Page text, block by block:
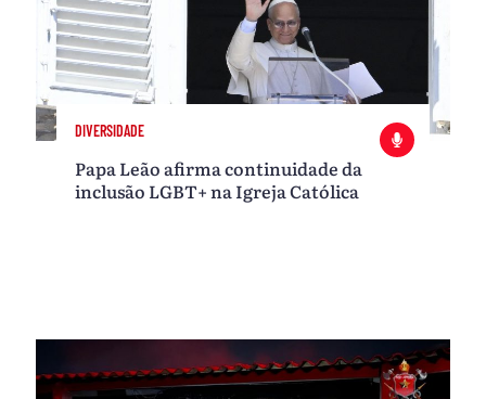
DIVERSIDADE
Papa Leão afirma continuidade da
inclusão LGBT+ na Igreja Católica